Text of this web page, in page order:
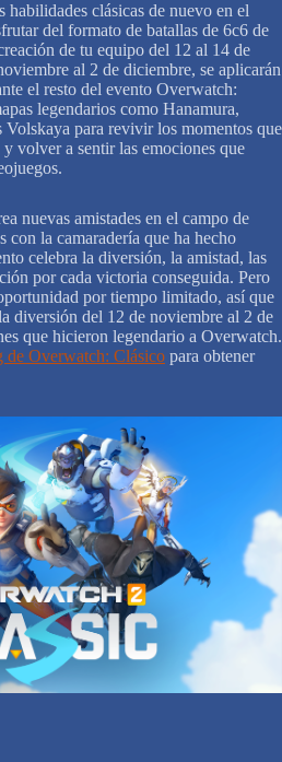
habilidades clásicas de nuevo en el
del formato de batallas de 6c6 de
de tu equipo del 12 al 14 de
al 2 de diciembre, se aplicarán
el resto del evento Overwatch:
legendarios como Hanamura,
para revivir los momentos que
volver a sentir las emociones que
nuevas amistades en el campo de
con la camaradería que ha hecho
celebra la diversión, la amistad, las
por cada victoria conseguida. Pero
por tiempo limitado, así que
diversión del 12 de noviembre al 2 de
que hicieron legendario a Overwatch.
de Overwatch: Clásico para obtener